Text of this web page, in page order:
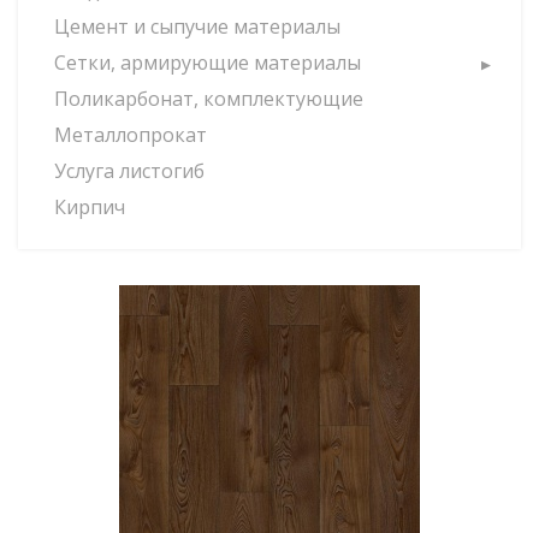
Цемент и сыпучие материалы
Сетки, армирующие материалы
Поликарбонат, комплектующие
Металлопрокат
Услуга листогиб
Кирпич